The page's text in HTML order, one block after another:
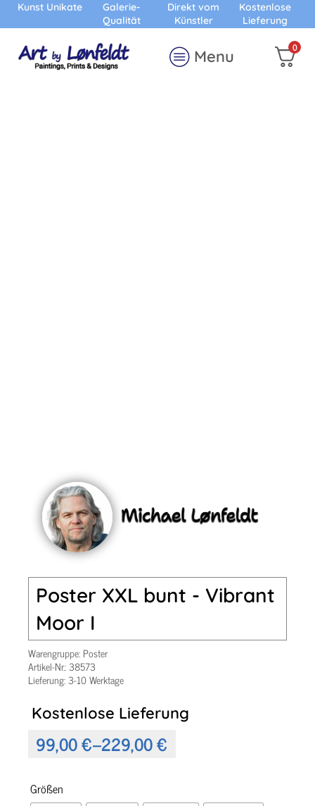
Kunst Unikate
Galerie-
Qualität
Direkt vom
Künstler
Kostenlose
Lieferung
Menu 0
Poster XXL bunt - Vibrant
Moor I
Warengruppe: Poster
Artikel-Nr.:38573
Lieferung: 3-10 Werktage
Kostenlose Lieferung
99,00€–229,00€
Preisspanne:
99,00 €
Größen